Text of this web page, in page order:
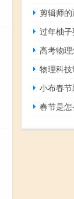
剪辑师
过年柚
高考物
物理科
小布春
春节是